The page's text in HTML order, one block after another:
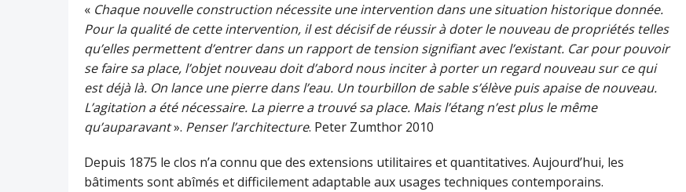
« Chaque nouvelle construction nécessite une intervention dans une situation historique donnée.
Pour la qualité de cette intervention, il est décisif de réussir à doter le nouveau de propriétés telles
qu’elles permettent d’entrer dans un rapport de tension signifiant avec l’existant. Car pour pouvoir
se faire sa place, l’objet nouveau doit d’abord nous inciter à porter un regard nouveau sur ce qui
est déjà là. On lance une pierre dans l’eau. Un tourbillon de sable s’élève puis apaise de nouveau.
L’agitation a été nécessaire. La pierre a trouvé sa place. Mais l’étang n’est plus le même
qu’auparavant». Penser l’architecture. Peter Zumthor 2010
Depuis 1875 le clos n’a connu que des extensions utilitaires et quantitatives. Aujourd’hui, les
bâtiments sont abîmés et difficilement adaptable aux usages techniques contemporains.